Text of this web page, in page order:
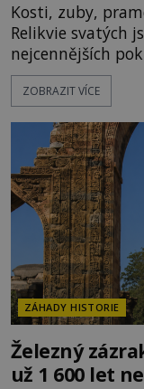
Kosti, zuby,
Relikvie svatých
nejcennějších
mají pečlivě
záhady, krádeže
o skutečné historické
Evropě mají
jen předmětem
ZOBRAZIT VÍCE
ZÁHADY HISTORIE
Železný
už 1 600 let